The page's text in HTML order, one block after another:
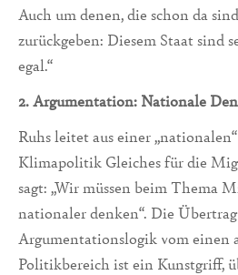
Auch um denen, die schon da
zurückgeben: Diesem Staat sind
egal.“
2. Argumentation: Nationale
Ruhs leitet aus einer
Klimapolitik Gleiches für die
sagt: „Wir müssen beim Thema
nationaler denken“. Die
Argumentationslogik vom einen
Politikbereich ist ein Kunstgriff,